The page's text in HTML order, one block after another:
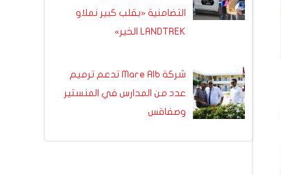
التضامنية «بقلب كبير نملاو
LANDTREK الخير»
شركة Mare Alb تدعم ترميم
عدد من المدارس في المنستير
وصفاقس